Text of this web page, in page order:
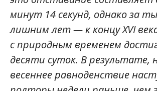
минут 14 секунд, однако за
лишним лет — к концу XVI
с природным временем
десяти суток. В результате,
весеннее равноденствие